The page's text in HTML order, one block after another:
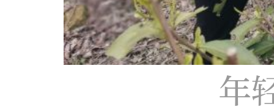
年